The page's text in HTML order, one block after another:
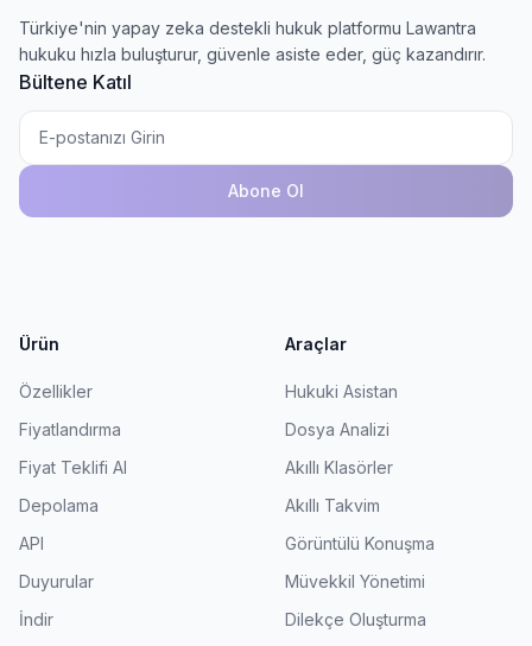
Türkiye'nin yapay zeka destekli hukuk platformu Lawantra
hukuku hızla buluşturur, güvenle asiste eder, güç kazandırır.
Bültene Katıl
Abone Ol
Ürün
Özellikler
Fiyatlandırma
Fiyat Teklifi Al
Depolama
API
Duyurular
İndir
Araçlar
Hukuki Asistan
Dosya Analizi
Akıllı Klasörler
Akıllı Takvim
Görüntülü Konuşma
Müvekkil Yönetimi
Dilekçe Oluşturma